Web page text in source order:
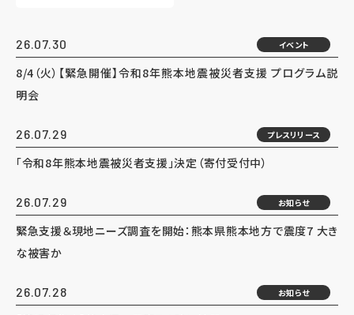
26.07.30 イベント
8/4（火）【緊急開催】令和8年熊本地震被災者支援 プログラム説
明会
26.07.29 プレスリリース
「令和8年熊本地震被災者支援」決定（寄付受付中）
26.07.29 お知らせ
緊急支援＆現地ニーズ調査を開始：熊本県熊本地方で震度7 大き
な被害か
26.07.28 お知らせ